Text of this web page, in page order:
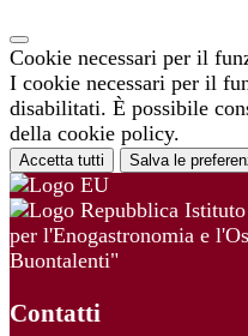
Cookie necessari per il
I cookie necessari per il
disabilitati. È possibile
della cookie policy.
Accetta tutti Salva le
per l'Enogastronomia e
Buontalenti"
Contatti